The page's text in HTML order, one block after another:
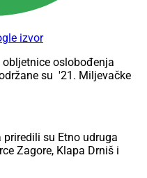
izvor
oslobođenja
su '21. Miljevačke
su Etno udruga
Zagore, Klapa Drniš i